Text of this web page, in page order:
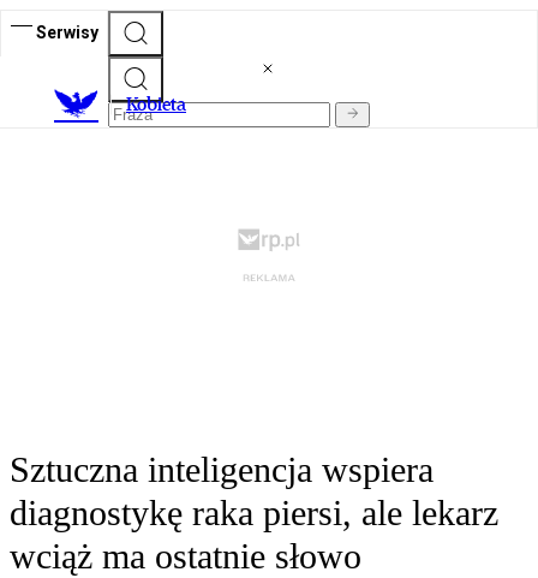
Serwisy
Kobieta
Sztuczna inteligencja wspiera
diagnostykę raka piersi, ale lekarz
wciąż ma ostatnie słowo